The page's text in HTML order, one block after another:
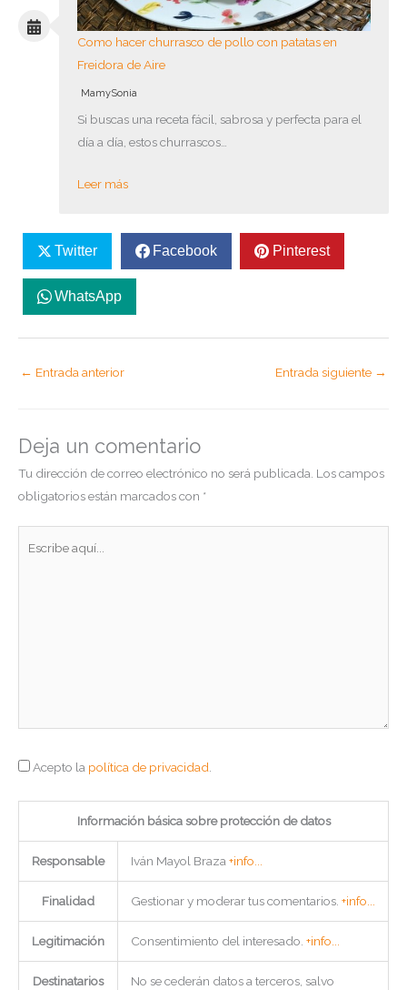
Como hacer churrasco de pollo con patatas en
Freidora de Aire
MamySonia
Si buscas una receta fácil, sabrosa y perfecta para el
día a día, estos churrascos…
Leer más
Twitter Facebook Pinterest
WhatsApp
← Entrada anterior Entrada siguiente →
Deja un comentario
Tu dirección de correo electrónico no será publicada. Los campos
obligatorios están marcados con *
Acepto la política de privacidad.
Información básica sobre protección de datos
Responsable Iván Mayol Braza+info...
Finalidad Gestionar y moderar tus comentarios. +info...
Legitimación Consentimiento del interesado. +info...
Destinatarios
No se cederán datos a terceros, salvo